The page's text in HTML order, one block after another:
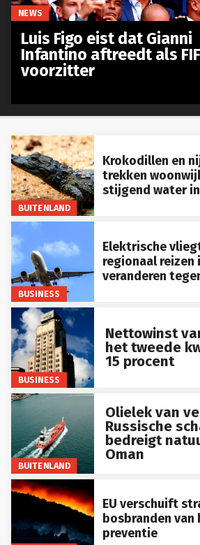
BUITENLAND
Krokodillen en
trekken
stijgend water
BUSINESS
Elektrische
regionaal reizen
veranderen
BUSINESS
Nettowinst
het tweede
15 procent
BUITENLAND
Olielek van
Russische
bedreigt
Oman
EU verschuift
bosbranden
preventie
NEWS
Luis Figo eist dat Gianni
Infantino aftreedt als
voorzitter